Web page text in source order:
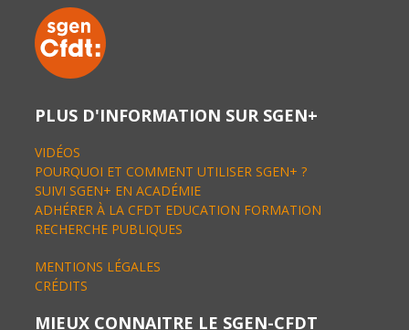
PLUS D'INFORMATION SUR SGEN+
VIDÉOS
POURQUOI ET COMMENT UTILISER SGEN+ ?
SUIVI SGEN+ EN ACADÉMIE
ADHÉRER À LA CFDT EDUCATION FORMATION
RECHERCHE PUBLIQUES
MENTIONS LÉGALES
CRÉDITS
MIEUX CONNAITRE LE SGEN-CFDT